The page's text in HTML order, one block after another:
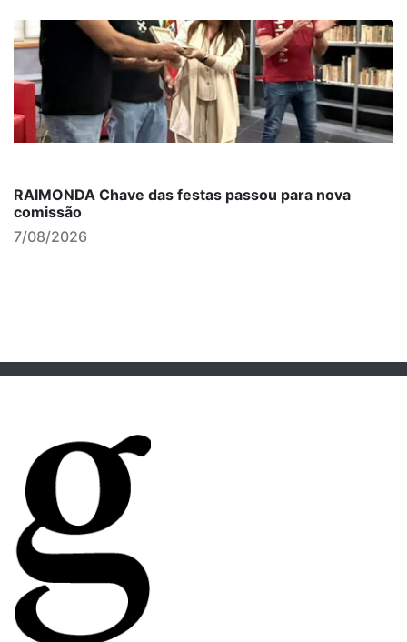
RAIMONDA Chave das festas passou para nova
comissão
7/08/2026